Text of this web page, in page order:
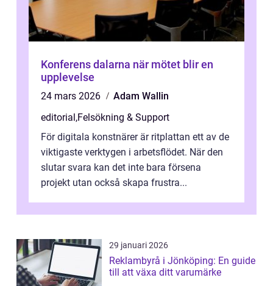
Konferens dalarna när mötet blir en
upplevelse
24 mars 2026
Adam Wallin
editorial,Felsökning & Support
För digitala konstnärer är ritplattan ett av de
viktigaste verktygen i arbetsflödet. När den
slutar svara kan det inte bara försena
projekt utan också skapa frustra...
29 januari 2026
Reklambyrå i Jönköping: En guide
till att växa ditt varumärke